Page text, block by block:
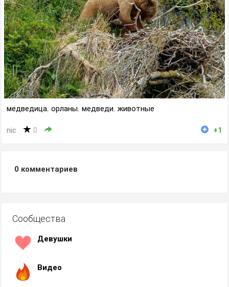
медведица, орланы, медведи, животные
nic 0 +1
0 комментариев
Сообщества
Девушки
Видео